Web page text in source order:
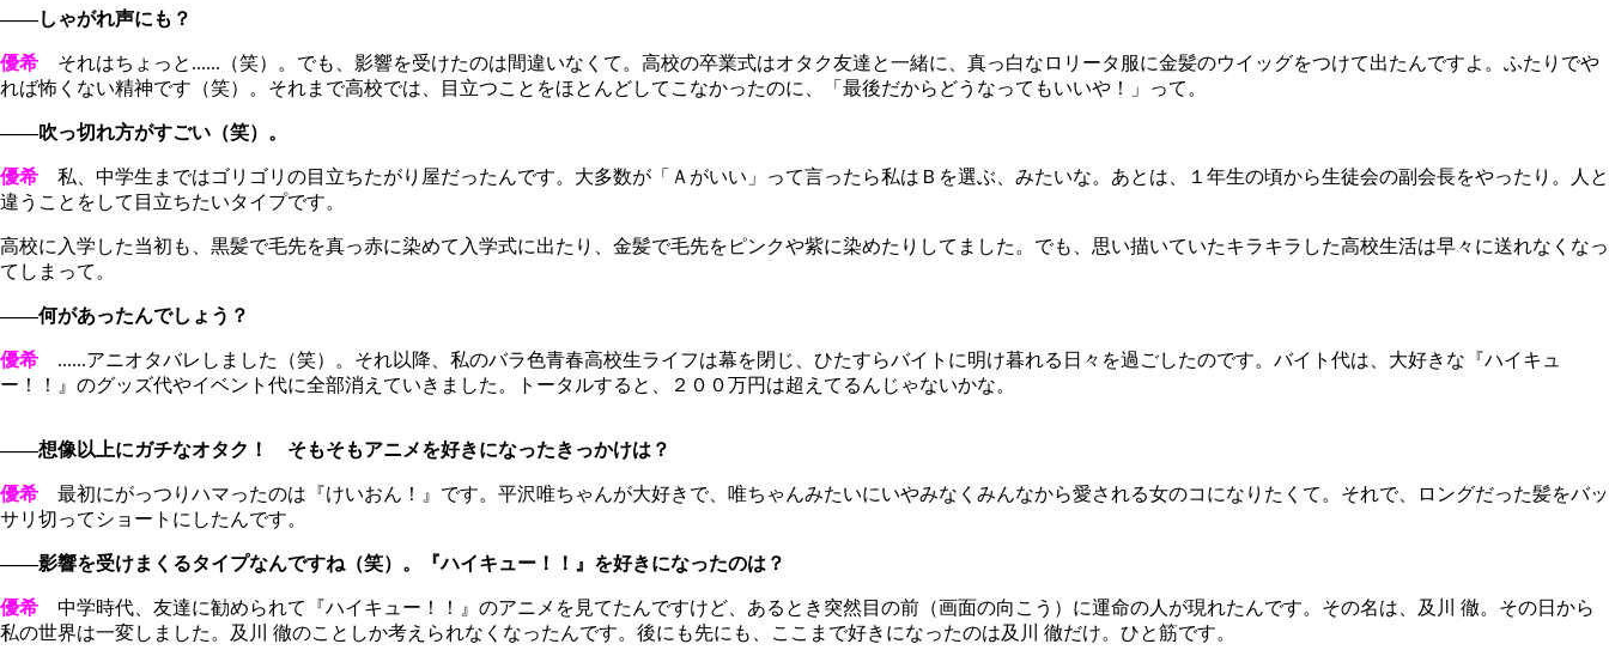
――しゃがれ声にも？
優希 それはちょっと......（笑）。でも、影響を受けたのは間違いなくて。高校の卒業式はオタク友達と一緒に、真っ白なロリータ服に金髪のウイッグをつけて出たんですよ。ふたりでや
れば怖くない精神です（笑）。それまで高校では、目立つことをほとんどしてこなかったのに、「最後だからどうなってもいいや！」って。
――吹っ切れ方がすごい（笑）。
優希 私、中学生まではゴリゴリの目立ちたがり屋だったんです。大多数が「Ａがいい」って言ったら私はＢを選ぶ、みたいな。あとは、１年生の頃から生徒会の副会長をやったり。人と
違うことをして目立ちたいタイプです。
高校に入学した当初も、黒髪で毛先を真っ赤に染めて入学式に出たり、金髪で毛先をピンクや紫に染めたりしてました。でも、思い描いていたキラキラした高校生活は早々に送れなくなっ
てしまって。
――何があったんでしょう？
優希 ......アニオタバレしました（笑）。それ以降、私のバラ色青春高校生ライフは幕を閉じ、ひたすらバイトに明け暮れる日々を過ごしたのです。バイト代は、大好きな『ハイキュ
ー！！』のグッズ代やイベント代に全部消えていきました。トータルすると、２００万円は超えてるんじゃないかな。
――想像以上にガチなオタク！ そもそもアニメを好きになったきっかけは？
優希 最初にがっつりハマったのは『けいおん！』です。平沢唯ちゃんが大好きで、唯ちゃんみたいにいやみなくみんなから愛される女のコになりたくて。それで、ロングだった髪をバッ
サリ切ってショートにしたんです。
――影響を受けまくるタイプなんですね（笑）。『ハイキュー！！』を好きになったのは？
優希 中学時代、友達に勧められて『ハイキュー！！』のアニメを見てたんですけど、あるとき突然目の前（画面の向こう）に運命の人が現れたんです。その名は、及川 徹。その日から
私の世界は一変しました。及川 徹のことしか考えられなくなったんです。後にも先にも、ここまで好きになったのは及川 徹だけ。ひと筋です。